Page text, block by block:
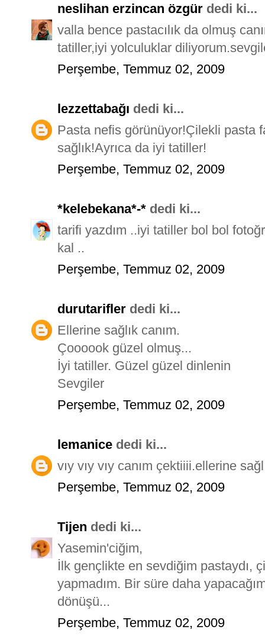
neslihan erzincan özgür dedi ki...
valla bence pastacılık da olmuş
tatiller,iyi yolculuklar
Perşembe, Temmuz 02, 2009
lezzettabağı dedi ki...
Pasta nefis görünüyor!Çilekli pasta
sağlık!Ayrıca da iyi tatiller!
Perşembe, Temmuz 02, 2009
*kelebekana*-* dedi ki...
tarifi yazdım ..iyi tatiller bol bol
kal ..
Perşembe, Temmuz 02, 2009
durutarifler dedi ki...
Ellerine sağlık canım.
Çoooook güzel olmuş...
İyi tatiller. Güzel güzel dinlenin
Sevgiler
Perşembe, Temmuz 02, 2009
lemanice dedi ki...
vıy vıy vıy canım çektiiii.ellerine
Perşembe, Temmuz 02, 2009
Tijen dedi ki...
Yasemin'ciğim,
İlk gençlikte en sevdiğim pastaydı,
yapmadım. Bir süre daha
dönüşü...
Perşembe, Temmuz 02, 2009